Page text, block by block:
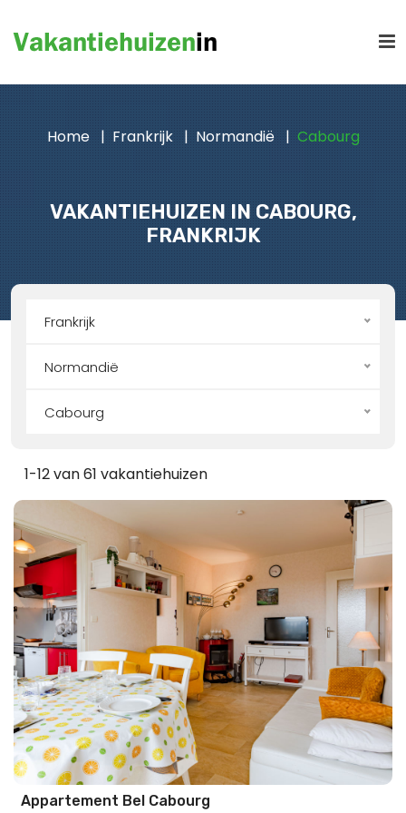
VAKANTIEHUIZEN IN CABOURG,
FRANKRIJK
Home Frankrijk Normandië Cabourg
Frankrijk
Normandië
Cabourg
1-12 van 61 vakantiehuizen
Appartement Bel Cabourg